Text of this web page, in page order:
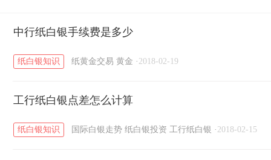
黄金T+D知识 / 粤贵银知识
中行纸白银手续费是多少
纸白银知识 纸黄金交易 黄金 · 2018-02-19
工行纸白银点差怎么计算
纸白银知识 国际白银走势 纸白银投资 工行纸白银 · 2018-02-15